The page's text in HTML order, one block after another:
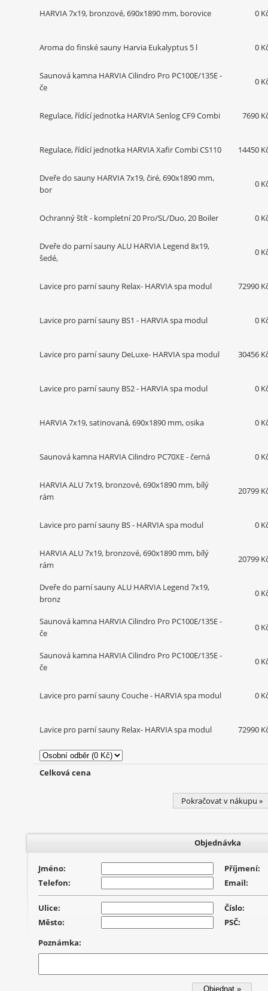
HARVIA 7x19, bronzové, 690x1890 mm, borovice 0
Aroma do finské sauny Harvia Eukalyptus 5 l 0
Saunová kamna HARVIA Cilindro Pro PC100E/135E -
če
0
Regulace, řídící jednotka HARVIA Senlog CF9 Combi 7690
Regulace, řídící jednotka HARVIA Xafir Combi CS110 14450
Dveře do sauny HARVIA 7x19, čiré, 690x1890 mm,
bor
0
Ochranný štít - kompletní 20 Pro/SL/Duo, 20 Boiler 0
Dveře do parní sauny ALU HARVIA Legend 8x19,
šedé,
0
Lavice pro parní sauny Relax- HARVIA spa modul 72990
Lavice pro parní sauny BS1 - HARVIA spa modul 0
Lavice pro parní sauny DeLuxe- HARVIA spa modul 30456
Lavice pro parní sauny BS2 - HARVIA spa modul 0
HARVIA 7x19, satinovaná, 690x1890 mm, osika 0
Saunová kamna HARVIA Cilindro PC70XE - černá 0
HARVIA ALU 7x19, bronzové, 690x1890 mm, bílý
rám
20799
Lavice pro parní sauny BS - HARVIA spa modul 0
HARVIA ALU 7x19, bronzové, 690x1890 mm, bílý
rám
20799
Dveře do parní sauny ALU HARVIA Legend 7x19,
bronz
0
Saunová kamna HARVIA Cilindro Pro PC100E/135E -
če
0
Saunová kamna HARVIA Cilindro Pro PC100E/135E -
če
0
Lavice pro parní sauny Couche - HARVIA spa modul 0
Lavice pro parní sauny Relax- HARVIA spa modul 72990
Celková cena
Pokračovat v nákupu »
Objednávka
Jméno:
Příjmení:
Telefon:
Email:
Ulice:
Číslo:
Město:
PSČ:
Poznámka: